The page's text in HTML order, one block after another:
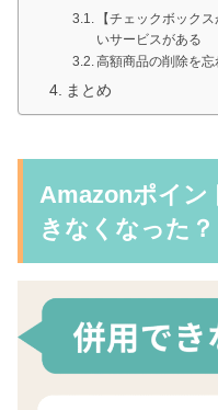
【チェックボック
いサービスがある
高額商品の削除を忘
まとめ
Amazonポイン
きなくなった？